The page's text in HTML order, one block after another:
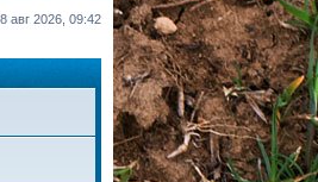
авг 2026, 09:42